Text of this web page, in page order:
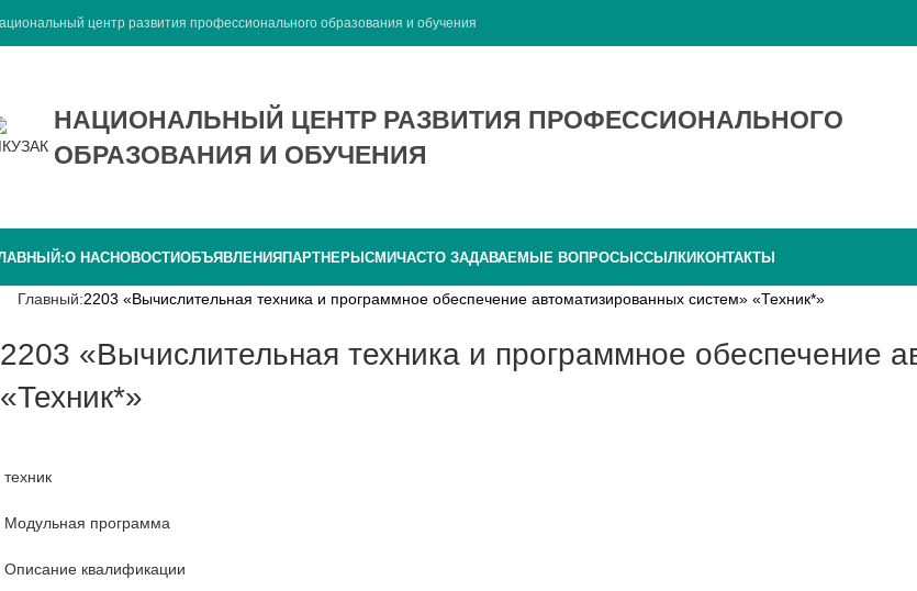
центр развития профессионального образования и обучения
НАЦИОНАЛЬНЫЙ ЦЕНТР РАЗВИТИЯ ПРОФЕССИОНАЛЬНОГО
ОБРАЗОВАНИЯ И ОБУЧЕНИЯ
О НАСНОВОСТИОБЪЯВЛЕНИЯПАРТНЕРЫСМИЧАСТО ЗАДАВАЕМЫЕ ВОПРОСЫССЫЛКИКОНТАКТЫ
Главный:2203 «Вычислительная техника и программное обеспечение автоматизированных систем» «Техник*»
2203 «Вычислительная техника и программное обеспечение автоматизированных систем»
«Техник*»
техник
Модульная программа
Описание квалификации